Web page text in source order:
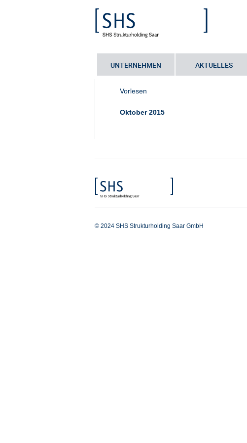
UNTERNEHMEN AKTUELLES
Sie sind hier: Startseite Ansprechpartner
Vorlesen
Oktober 2015
© 2024 SHS Strukturholding Saar GmbH